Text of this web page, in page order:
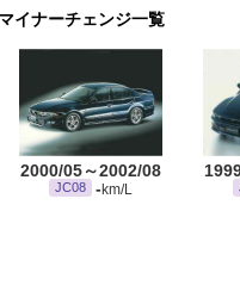
イナーチェンジ一覧
2000/05～2002/08
JC08 - km/L